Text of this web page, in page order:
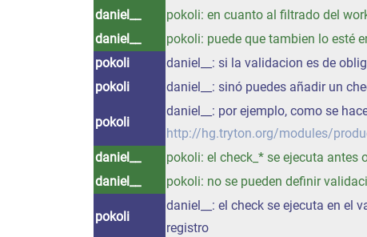
daniel__
pokoli: en cuanto al filtrado del
daniel__
pokoli: puede que tambien lo esté
pokoli
daniel__: si la validacion es de
pokoli
daniel__: sinó puedes añadir un
pokoli
daniel__: por ejemplo, como se
http://hg.tryton.org/modules/
daniel__ pokoli: el check_* se ejecuta antes
daniel__
pokoli: no se pueden definir
pokoli
daniel__: el check se ejecuta en el
registro